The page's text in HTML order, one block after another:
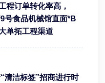
程订单转化率高，
号食品机械馆直面*B
单拓工程渠道
清洁标签”招商进行时